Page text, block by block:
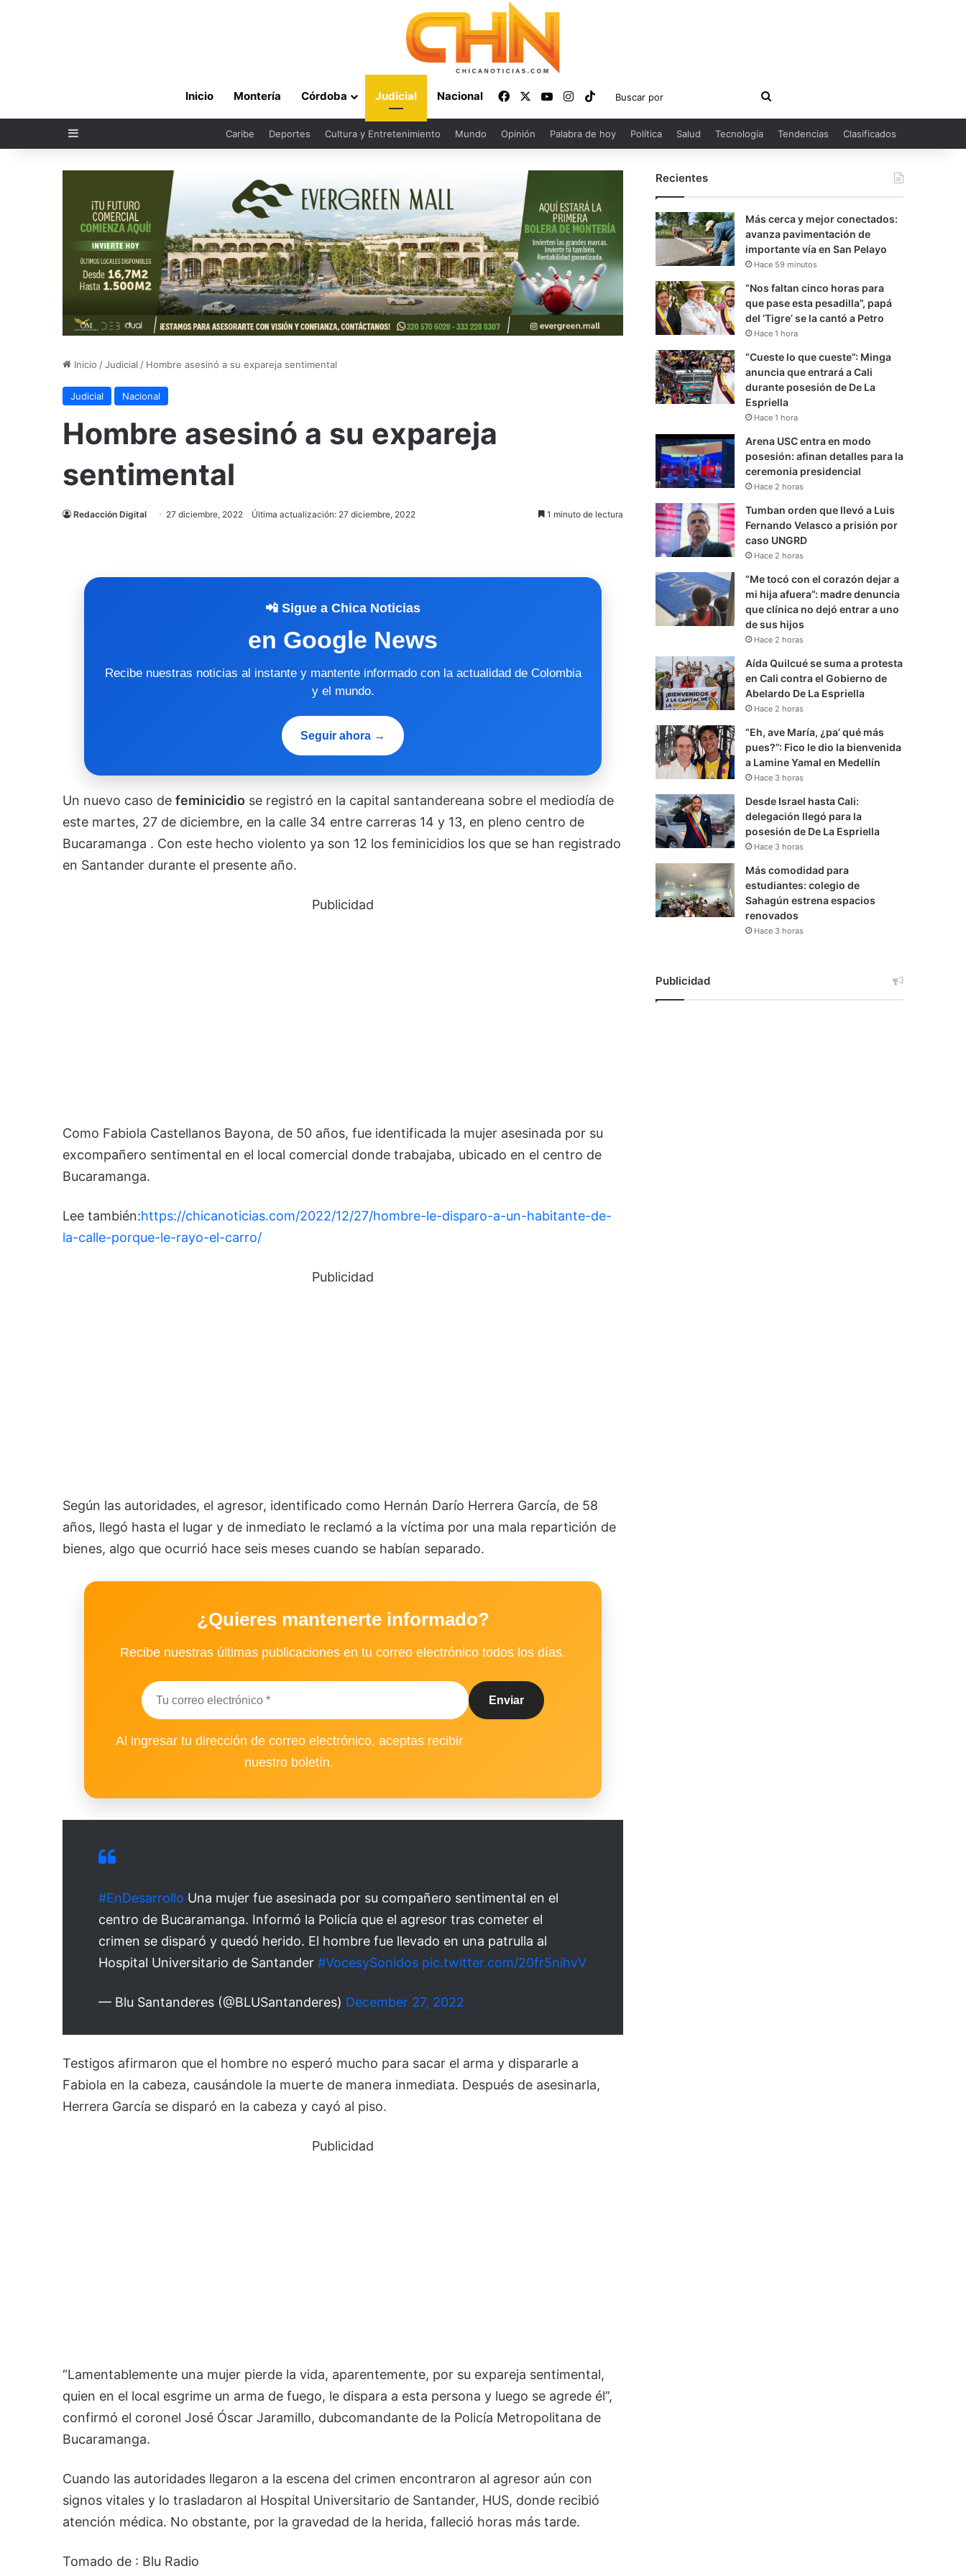
Inicio Montería Córdoba Judicial Nacional FacebookYouTubeInstagram
TikTok
Buscar
por
Sidebar Caribe Deportes Cultura y Entretenimiento Mundo Opinión Palabra de hoy Política Salud Tecnología Tendencias Clasificados
Inicio /Judicial / Hombre asesinó a su expareja sentimental
Judicial Nacional
Hombre asesinó a su expareja
sentimental
Redacción Digital 27 diciembre, 2022 Última actualización: 27 diciembre, 2022 1 minuto de lectura
📲 Sigue a Chica Noticias
en Google News
Recibe nuestras noticias al instante y mantente informado con la actualidad de Colombia
y el mundo.
Seguir ahora →
Un nuevo caso de feminicidio se registró en la capital santandereana sobre el mediodía de
este martes, 27 de diciembre, en la calle 34 entre carreras 14 y 13, en pleno centro de
Bucaramanga . Con este hecho violento ya son 12 los feminicidios los que se han registrado
en Santander durante el presente año.
Publicidad
Como Fabiola Castellanos Bayona, de 50 años, fue identificada la mujer asesinada por su
excompañero sentimental en el local comercial donde trabajaba, ubicado en el centro de
Bucaramanga.
Lee también:https://chicanoticias.com/2022/12/27/hombre-le-disparo-a-un-habitante-de-
la-calle-porque-le-rayo-el-carro/
Publicidad
Según las autoridades, el agresor, identificado como Hernán Darío Herrera García, de 58
años, llegó hasta el lugar y de inmediato le reclamó a la víctima por una mala repartición de
bienes, algo que ocurrió hace seis meses cuando se habían separado.
¿Quieres mantenerte informado?
Recibe nuestras últimas publicaciones en tu correo electrónico todos los días.
Al ingresar tu dirección de correo electrónico, aceptas recibir
nuestro boletín.
#EnDesarrollo Una mujer fue asesinada por su compañero sentimental en el
centro de Bucaramanga. Informó la Policía que el agresor tras cometer el
crimen se disparó y quedó herido. El hombre fue llevado en una patrulla al
Hospital Universitario de Santander #VocesySonidos pic.twitter.com/20fr5nihvV
— Blu Santanderes (@BLUSantanderes) December 27, 2022
Testigos afirmaron que el hombre no esperó mucho para sacar el arma y dispararle a
Fabiola en la cabeza, causándole la muerte de manera inmediata. Después de asesinarla,
Herrera García se disparó en la cabeza y cayó al piso.
Publicidad
“Lamentablemente una mujer pierde la vida, aparentemente, por su expareja sentimental,
quien en el local esgrime un arma de fuego, le dispara a esta persona y luego se agrede él”,
confirmó el coronel José Óscar Jaramillo, dubcomandante de la Policía Metropolitana de
Bucaramanga.
Cuando las autoridades llegaron a la escena del crimen encontraron al agresor aún con
signos vitales y lo trasladaron al Hospital Universitario de Santander, HUS, donde recibió
atención médica. No obstante, por la gravedad de la herida, falleció horas más tarde.
Tomado de : Blu Radio
Recientes
Más cerca y mejor conectados:
avanza pavimentación de
importante vía en San Pelayo
Hace 59 minutos
“Nos faltan cinco horas para
que pase esta pesadilla”, papá
del ‘Tigre’ se la cantó a Petro
Hace 1 hora
“Cueste lo que cueste”: Minga
anuncia que entrará a Cali
durante posesión de De La
Espriella
Hace 1 hora
Arena USC entra en modo
posesión: afinan detalles para la
ceremonia presidencial
Hace 2 horas
Tumban orden que llevó a Luis
Fernando Velasco a prisión por
caso UNGRD
Hace 2 horas
“Me tocó con el corazón dejar a
mi hija afuera”: madre denuncia
que clínica no dejó entrar a uno
de sus hijos
Hace 2 horas
Aída Quilcué se suma a protesta
en Cali contra el Gobierno de
Abelardo De La Espriella
Hace 2 horas
“Eh, ave María, ¿pa’ qué más
pues?”: Fico le dio la bienvenida
a Lamine Yamal en Medellín
Hace 3 horas
Desde Israel hasta Cali:
delegación llegó para la
posesión de De La Espriella
Hace 3 horas
Más comodidad para
estudiantes: colegio de
Sahagún estrena espacios
renovados
Hace 3 horas
Publicidad